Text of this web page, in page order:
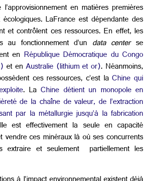
en matières premières
LaFrance est dépendante des
et contrôlent ces ressources. En effet, les
au fonctionnement d’un data centerse
en République Démocratique du Congo
et enAustralie (lithium et or). Néanmoins,
ces ressources, c’est laChine qui
. LaChine détient un monopole en
de la chaîne de valeur, de l’extraction
par la métallurgie jusqu’à la fabrication
est effectivement la seule en capacité
vendre ces minéraux là où ses concurrents
extraire et seulement partiellement les